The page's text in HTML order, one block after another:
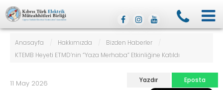
Anasayfa / Hakkımızda / Bizden Haberler
/
KTEMB Heyeti ETMD’nin “Yaza Merhaba” Etkinliğine Katıldı
11 May 2026 Yazdır Eposta